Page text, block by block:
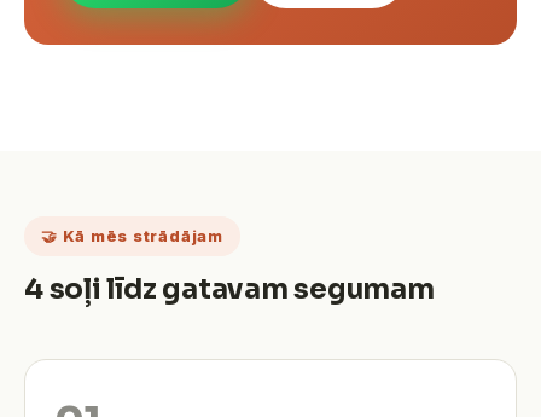
🤝 Kā mēs strādājam
4 soļi līdz gatavam segumam